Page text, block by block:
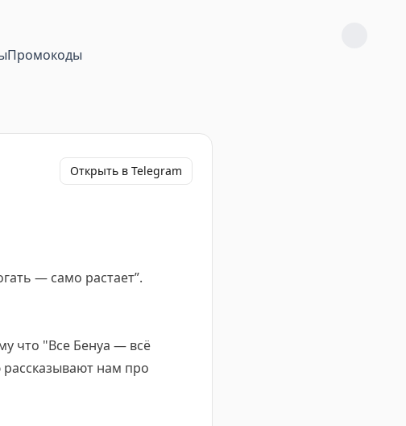
Промокоды
Открыть в Telegram
— само растает”.
что "Все Бенуа — всё
нам про